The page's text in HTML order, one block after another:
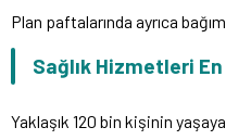
Plan paftalarında ayrıca
Sağlık Hizmetleri En
Yaklaşık 120 bin kişinin